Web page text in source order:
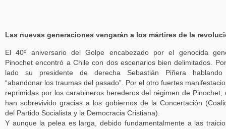
Las nuevas generaciones vengarán a los mártires de la
El 40º aniversario del Golpe encabezado por el genocida
Pinochet encontró a Chile con dos escenarios bien delimitados.
lado su presidente de derecha Sebastián Piñera
“abandonar los traumas del pasado”. Por el otro fuertes
reprimidas por los carabineros herederos del régimen de Pinochet,
han sobrevivido gracias a los gobiernos de la Concertación
del Partido Socialista y la Democracia Cristiana).
Y aunque la pelea es larga, debido fundamentalmente a las